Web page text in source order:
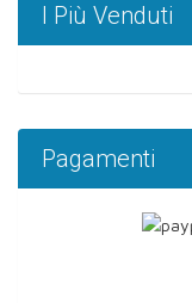
I Più Venduti
Pagamenti